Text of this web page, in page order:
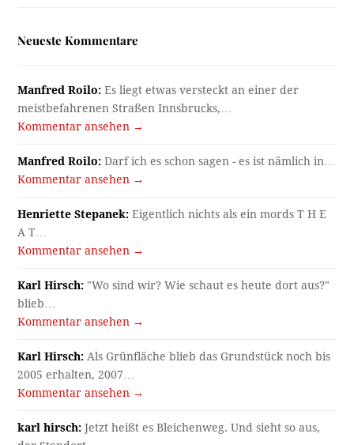
Neueste Kommentare
Manfred Roilo: Es liegt etwas versteckt an einer der
meistbefahrenen Straßen Innsbrucks,…
Kommentar ansehen →
Manfred Roilo: Darf ich es schon sagen - es ist nämlich in…
Kommentar ansehen →
Henriette Stepanek: Eigentlich nichts als ein mords T H E
A T…
Kommentar ansehen →
Karl Hirsch: "Wo sind wir? Wie schaut es heute dort aus?"
blieb…
Kommentar ansehen →
Karl Hirsch: Als Grünfläche blieb das Grundstück noch bis
2005 erhalten, 2007…
Kommentar ansehen →
karl hirsch: Jetzt heißt es Bleichenweg. Und sieht so aus,